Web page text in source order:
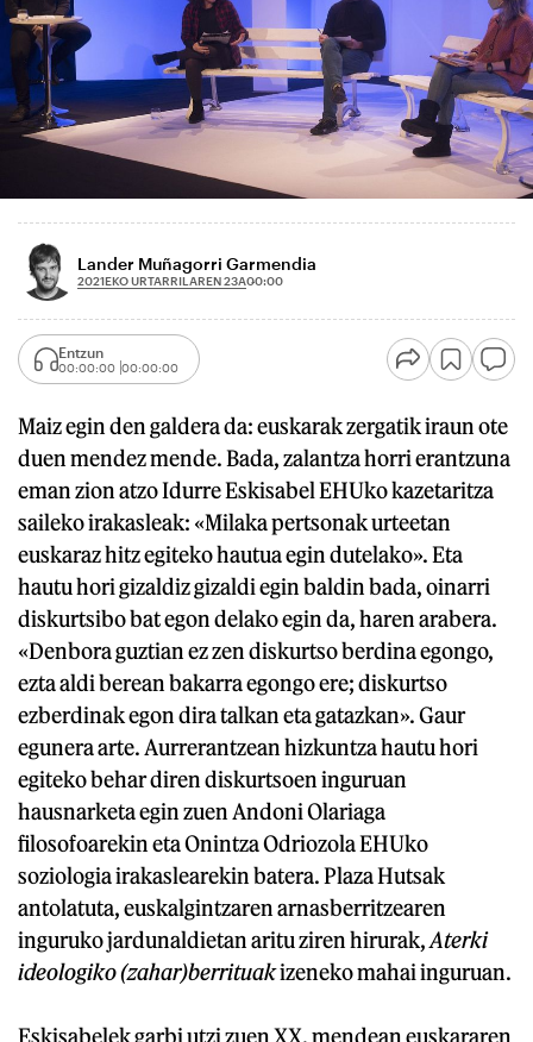
Lander Muñagorri Garmendia
2021EKO URTARRILAREN 23A00:00
Entzun
00:00:00 00:00:00
Maiz egin den galdera da: euskarak zergatik iraun ote
duen mendez mende. Bada, zalantza horri erantzuna
eman zion atzo Idurre Eskisabel EHUko kazetaritza
saileko irakasleak: «Milaka pertsonak urteetan
euskaraz hitz egiteko hautua egin dutelako». Eta
hautu hori gizaldiz gizaldi egin baldin bada, oinarri
diskurtsibo bat egon delako egin da, haren arabera.
«Denbora guztian ez zen diskurtso berdina egongo,
ezta aldi berean bakarra egongo ere; diskurtso
ezberdinak egon dira talkan eta gatazkan». Gaur
egunera arte. Aurrerantzean hizkuntza hautu hori
egiteko behar diren diskurtsoen inguruan
hausnarketa egin zuen Andoni Olariaga
filosofoarekin eta Onintza Odriozola EHUko
soziologia irakaslearekin batera. Plaza Hutsak
antolatuta, euskalgintzaren arnasberritzearen
inguruko jardunaldietan aritu ziren hirurak,Aterki
ideologiko (zahar)berrituakizeneko mahai inguruan.
Eskisabelek garbi utzi zuen XX. mendean euskararen